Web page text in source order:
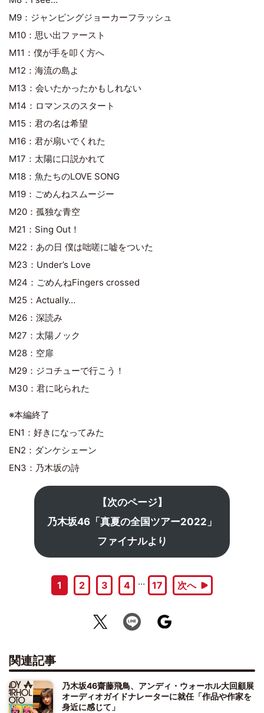
M9：ジャンピングジョーカーフラッシュ
M10：思い出ファースト
M11：僕が手を叩く方へ
M12：海流の島よ
M13：会いたかったかもしれない
M14：ロマンスのスタート
M15：君の名は希望
M16：君が扇いでくれた
M17：太陽に口説かれて
M18：魚たちのLOVE SONG
M19：ごめんねスムージー
M20：孤独な青空
M21：Sing Out！
M22：あの日 僕は咄嗟に嘘をついた
M23：Under’s Love
M24：ごめんねFingers crossed
M25：Actually…
M26：深読み
M27：太陽ノック
M28：空扉
M29：ジコチューで行こう！
M30：君に叱られた
※本編終了
EN1：好きになってみた
EN2：ダンケシェーン
EN3：乃木坂の詩
【次のページ】
乃木坂46「真夏の全国ツアー2022」
ファイナルより
1 2 3 4 … 17 次へ
関連記事
乃木坂46齋藤飛鳥、アンディ・ウォーホル大回顧展
オーディオガイドナレーターに就任「作品や作家を
身近に感じて」